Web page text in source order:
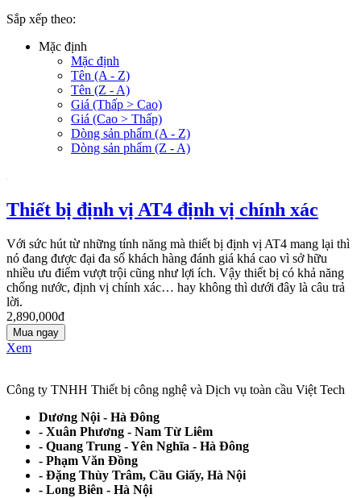
Sắp xếp theo:
Mặc định
Mặc định
Tên (A - Z)
Tên (Z - A)
Giá (Thấp > Cao)
Giá (Cao > Thấp)
Dòng sản phẩm (A - Z)
Dòng sản phẩm (Z - A)
Thiết bị định vị AT4 định vị chính xác
Với sức hút từ những tính năng mà thiết bị định vị AT4 mang lại thì
nó đang được đại đa số khách hàng đánh giá khá cao vì sở hữu
nhiều ưu điểm vượt trội cũng như lợi ích. Vậy thiết bị có khả năng
chống nước, định vị chính xác… hay không thì dưới đây là câu trả
lời.
2,890,000đ
Mua ngay
Xem
Công ty TNHH Thiết bị công nghệ và Dịch vụ toàn cầu Việt Tech
Dương Nội - Hà Đông
- Xuân Phương - Nam Từ Liêm
- Quang Trung - Yên Nghĩa - Hà Đông
- Phạm Văn Đồng
- Đặng Thùy Trâm, Cầu Giấy, Hà Nội
- Long Biên - Hà Nội